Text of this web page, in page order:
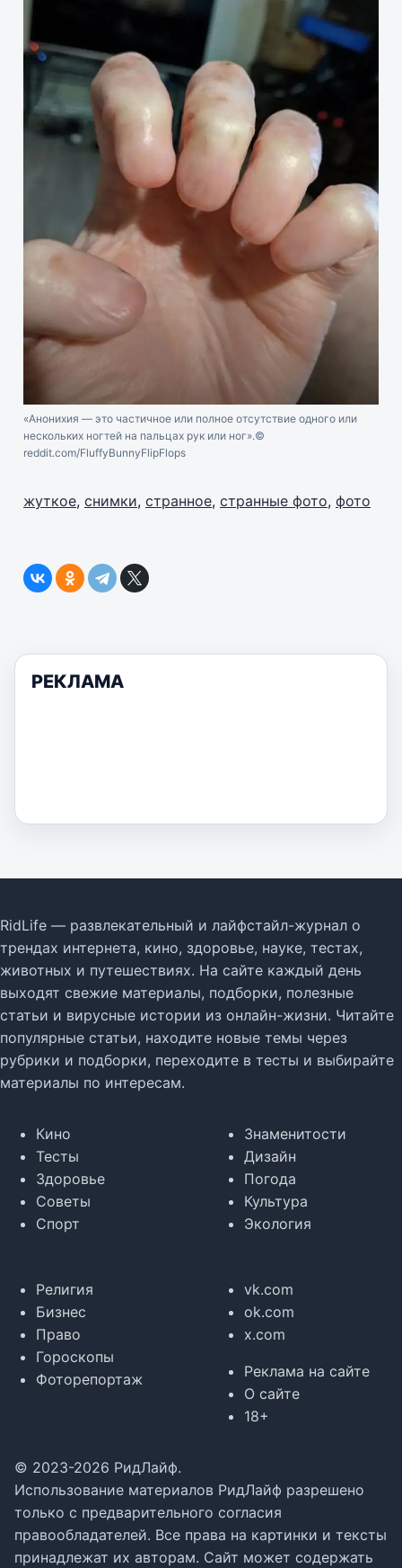
«Анонихия — это частичное или полное отсутствие одного или
нескольких ногтей на пальцах рук или ног».©
reddit.com/FluffyBunnyFlipFlops
жуткое, снимки, странное, странные фото, фото
РЕКЛАМА
RidLife — развлекательный и лайфстайл-журнал о
трендах интернета, кино, здоровье, науке, тестах,
животных и путешествиях. На сайте каждый день
выходят свежие материалы, подборки, полезные
статьи и вирусные истории из онлайн-жизни. Читайте
популярные статьи, находите новые темы через
рубрики и подборки, переходите в тесты и выбирайте
материалы по интересам.
Кино
Тесты
Здоровье
Советы
Спорт
Знаменитости
Дизайн
Погода
Культура
Экология
Религия
Бизнес
Право
Гороскопы
Фоторепортаж
vk.com
ok.com
x.com
Реклама на сайте
О сайте
18+
© 2023-2026 РидЛайф.
Использование материалов РидЛайф разрешено
только с предварительного согласия
правообладателей. Все права на картинки и тексты
принадлежат их авторам. Сайт может содержать